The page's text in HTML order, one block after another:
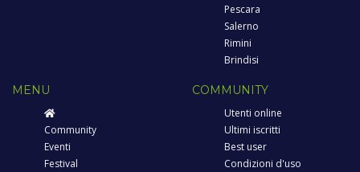
Pescara
Salerno
Rimini
Brindisi
MENU
Community
Eventi
Festival
COMMUNITY
Utenti online
Ultimi iscritti
Best user
Condizioni d'uso